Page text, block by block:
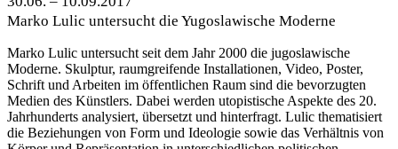
Marko Lulic untersucht die Yugoslawische Moderne
Marko Lulic untersucht seit dem Jahr 2000 die jugoslawische
Moderne. Skulptur, raumgreifende Installationen, Video, Poster,
Schrift und Arbeiten im öffentlichen Raum sind die bevorzugten
Medien des Künstlers. Dabei werden utopistische Aspekte des 20.
Jahrhunderts analysiert, übersetzt und hinterfragt. Lulic thematisiert
die Beziehungen von Form und Ideologie sowie das Verhältnis von